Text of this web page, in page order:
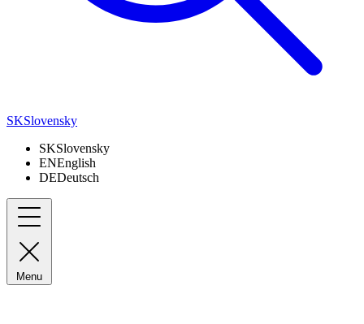
SKSlovensky
SKSlovensky
ENEnglish
DEDeutsch
Menu